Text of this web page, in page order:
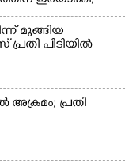
മുങ്ങിയ
പിടിയിൽ
പ്രതി